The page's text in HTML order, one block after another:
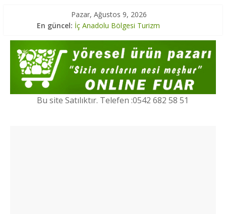
Pazar, Ağustos 9, 2026
En güncel: Karadeniz Bölgesi Turizm
İç Anadolu Bölgesi Turizm
Ege Bölgesi Yöresel Ürünler
Marmara Bölgesi Turizm
Bu site Satılıktır. Telefen :0542 682 58 51